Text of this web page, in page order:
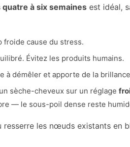
à six semaines est idéal,
froide cause du stress.
Évitez les produits humains.
à démêler et apporte de la
sèche-cheveux sur un réglage
— le sous-poil dense reste
resserre les nœuds existants